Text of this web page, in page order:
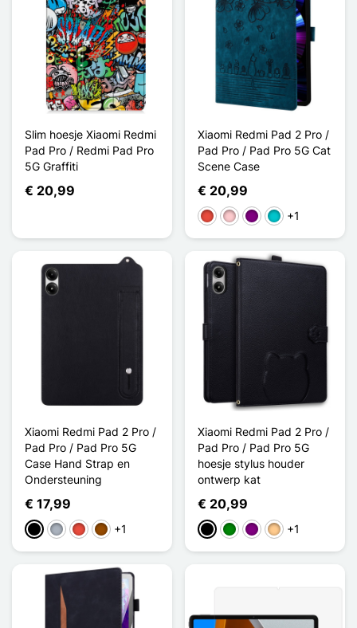
Slim hoesje Xiaomi Redmi
Pad Pro / Redmi Pad Pro
5G Graffiti
€ 20,99
Xiaomi Redmi Pad 2 Pro /
Pad Pro / Pad Pro 5G Cat
Scene Case
€ 20,99
RoodRozePurperTurkoois
+1
Xiaomi Redmi Pad 2 Pro /
Pad Pro / Pad Pro 5G
Case Hand Strap en
Ondersteuning
€ 17,99
ZwartGrijsRoodBruin+1
Xiaomi Redmi Pad 2 Pro /
Pad Pro / Pad Pro 5G
hoesje stylus houder
ontwerp kat
€ 20,99
ZwartGroenPurperAbricot
+1